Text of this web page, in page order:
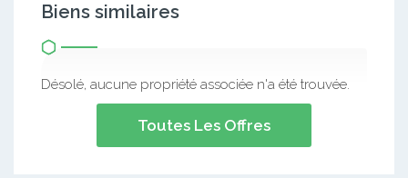
Biens similaires
Désolé, aucune propriété associée n'a été trouvée.
Toutes Les Offres